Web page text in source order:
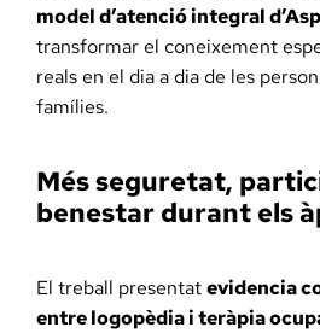
model d’atenció integral
transformar el coneixement
reals en el dia a dia de les
famílies.
Més seguretat,
benestar durant els
El treball presentatevidencia
entre logopèdia i teràpia